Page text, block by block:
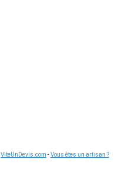
ViteUnDevis.com -Vous êtes un artisan ?